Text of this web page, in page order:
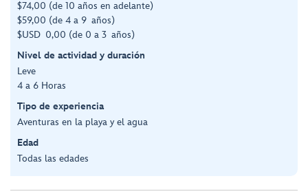
$74,00 (de 10 años en adelante)
$59,00 (de 4 a 9 años)
$USD 0,00 (de 0 a 3 años)
Nivel de actividad y duración
Leve
4 a 6 Horas
Tipo de experiencia
Aventuras en la playa y el agua
Edad
Todas las edades